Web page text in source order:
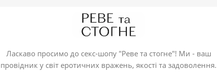
Ласкаво просимо до секс-шопу "Реве та стогне"! Ми - ваш
провідник у світ еротичних вражень, якості та задоволення.